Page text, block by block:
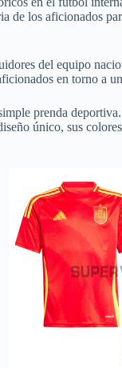
de los aficionados
del equipo
en torno
prenda
único, sus